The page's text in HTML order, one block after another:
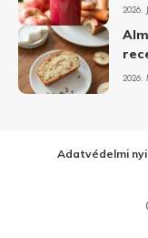
2026.
2026.
Adatvédelmi